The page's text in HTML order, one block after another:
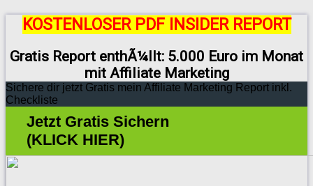
KOSTENLOSER PDF INSIDER REPORT
Gratis Report enthÃ¼llt: 5.000 Euro im Monat
mit Affiliate Marketing
Sichere dir jetzt Gratis mein Affiliate Marketing Report inkl.
Checkliste
Jetzt Gratis Sichern
(KLICK HIER)